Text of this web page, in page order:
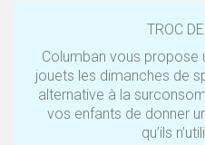
TROC
Columban vous propose
jouets les dimanches de
alternative à la
vos enfants de donner
qu’ils